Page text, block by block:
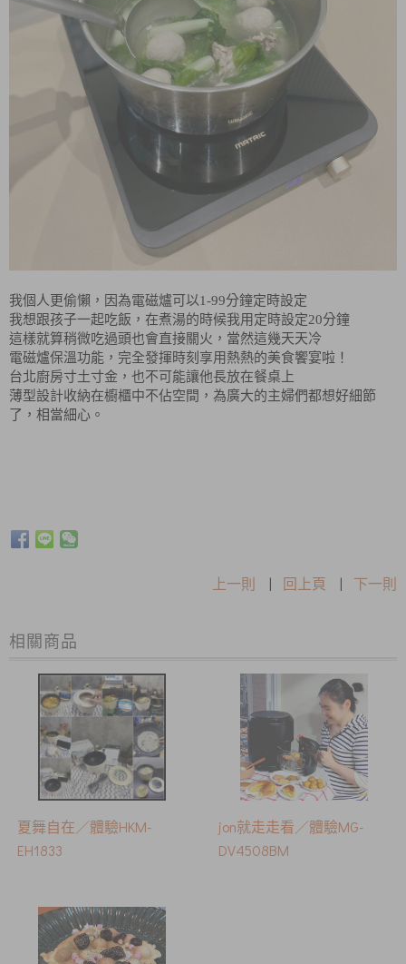
我個人更偷懶，因為電磁爐可以1-99分鐘定時設定
我想跟孩子一起吃飯，在煮湯的時候我用定時設定20分鐘
這樣就算稍微吃過頭也會直接關火，當然這幾天天冷
電磁爐保溫功能，完全發揮時刻享用熱熱的美食饗宴啦！
台北廚房寸土寸金，也不可能讓他長放在餐桌上
薄型設計收納在櫥櫃中不佔空間，為廣大的主婦們都想好細節
了，相當細心。
上一則 | 回上頁 | 下一則
相關商品
夏舞自在／體驗HKM-
EH1833
jon就走走看／體驗MG-
DV4508BM